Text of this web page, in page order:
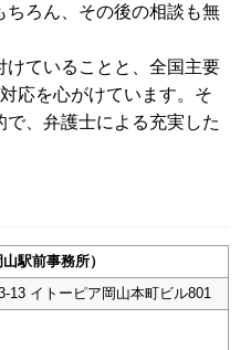
ろん、その後の相談も無
けていることと、全国主要
応を心がけています。そ
、弁護士による充実した
駅前事務所）
13 イトーピア岡山本町ビル801